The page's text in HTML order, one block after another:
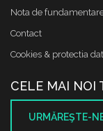
Nota de
Contact
Cookies & protectia
CELE MAI NOI
URMĂREŞTE-